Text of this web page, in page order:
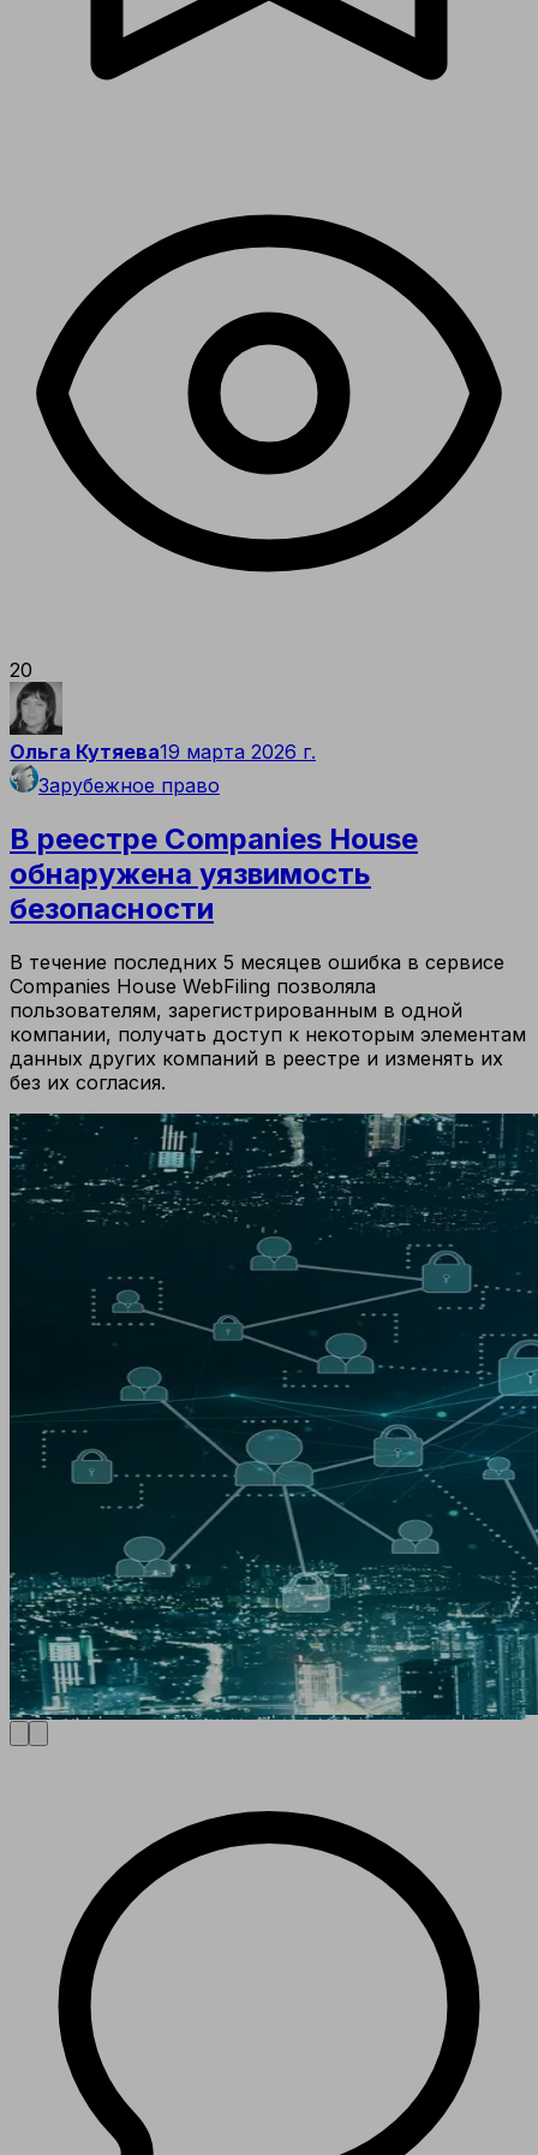
20
Ольга Кутяева19 марта 2026 г.
Зарубежное право
В реестре Companies House
обнаружена уязвимость
безопасности
В течение последних 5 месяцев ошибка в сервисе
Companies House WebFiling позволяла
пользователям, зарегистрированным в одной
компании, получать доступ к некоторым элементам
данных других компаний в реестре и изменять их
без их согласия.